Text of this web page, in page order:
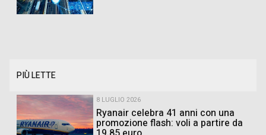
PIÙ LETTE
8 LUGLIO 2026
Ryanair celebra 41 anni con una
promozione flash: voli a partire da